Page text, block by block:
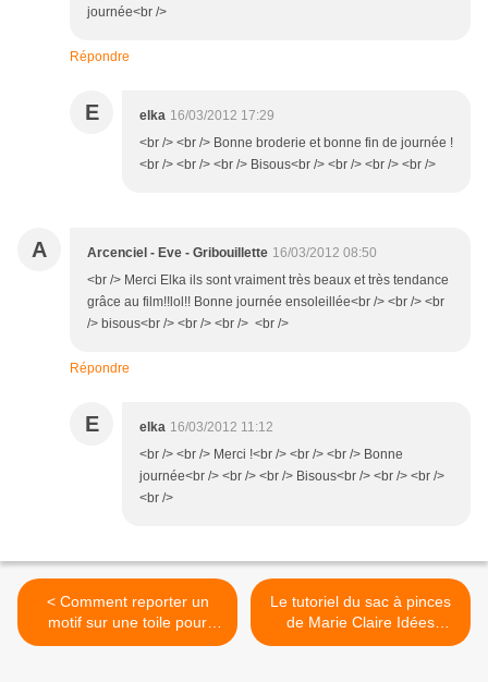
journée<br />
Répondre
E elka 16/03/2012 17:29
<br /> <br /> Bonne broderie et bonne fin de journée !
<br /> <br /> <br /> Bisous<br /> <br /> <br /> <br />
A Arcenciel - Eve - Gribouillette 16/03/2012 08:50
<br /> Merci Elka ils sont vraiment très beaux et très tendance
grâce au film!!lol!! Bonne journée ensoleillée<br /> <br /> <br
/> bisous<br /> <br /> <br /> <br />
Répondre
E elka 16/03/2012 11:12
<br /> <br /> Merci !<br /> <br /> <br /> Bonne
journée<br /> <br /> <br /> Bisous<br /> <br /> <br />
<br />
< Comment reporter un
motif sur une toile pour
broder en redwork.
Le tutoriel du sac à pinces
de Marie Claire Idées
numéro 89... >